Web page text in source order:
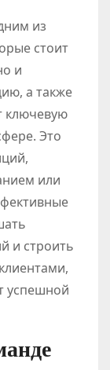
из
стоит
и
а также
ключевую
Это
или
и строить
успешной